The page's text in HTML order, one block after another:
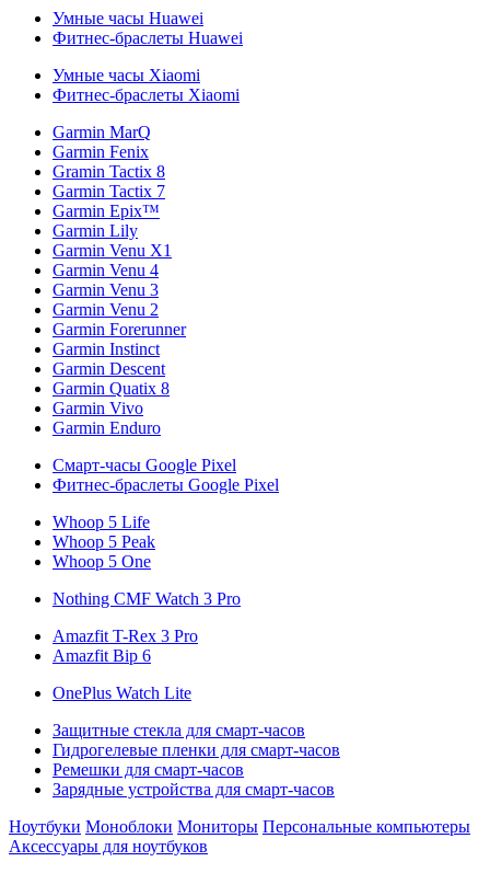
Умные часы Huawei
Фитнес-браслеты Huawei
Умные часы Xiaomi
Фитнес-браслеты Xiaomi
Garmin MarQ
Garmin Fenix
Gramin Tactix 8
Garmin Tactix 7
Garmin Epix™
Garmin Lily
Garmin Venu X1
Garmin Venu 4
Garmin Venu 3
Garmin Venu 2
Garmin Forerunner
Garmin Instinct
Garmin Descent
Garmin Quatix 8
Garmin Vivo
Garmin Enduro
Смарт-часы Google Pixel
Фитнес-браслеты Google Pixel
Whoop 5 Life
Whoop 5 Peak
Whoop 5 One
Nothing CMF Watch 3 Pro
Amazfit T-Rex 3 Pro
Amazfit Bip 6
OnePlus Watch Lite
Защитные стекла для смарт-часов
Гидрогелевые пленки для смарт-часов
Ремешки для смарт-часов
Зарядные устройства для смарт-часов
Ноутбуки Моноблоки Мониторы Персональные компьютеры
Аксессуары для ноутбуков